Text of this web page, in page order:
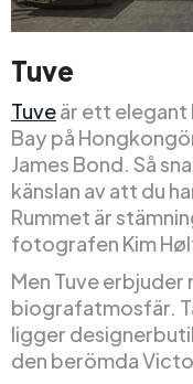
Tuve
Tuveär ett elegant
Bay på
James Bond. Så
känslan av att du
Rummet är
fotografen Kim
Men Tuve erbjuder
biografatmosfär.
ligger
den berömda